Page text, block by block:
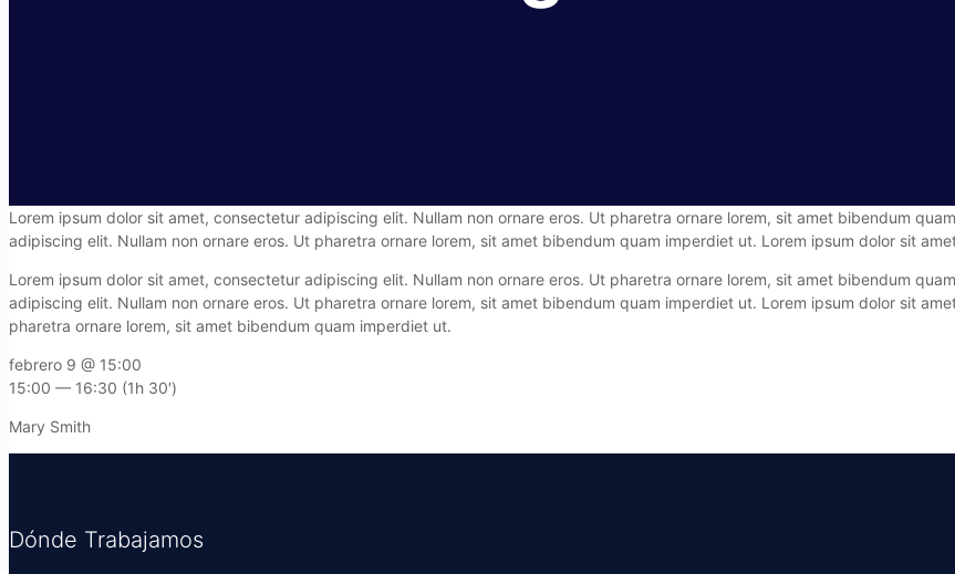
Lorem ipsum dolor sit amet, consectetur adipiscing elit. Nullam non ornare eros. Ut pharetra ornare lorem, sit amet bibendum
adipiscing elit. Nullam non ornare eros. Ut pharetra ornare lorem, sit amet bibendum quam imperdiet ut. Lorem ipsum dolor sit
Lorem ipsum dolor sit amet, consectetur adipiscing elit. Nullam non ornare eros. Ut pharetra ornare lorem, sit amet bibendum
adipiscing elit. Nullam non ornare eros. Ut pharetra ornare lorem, sit amet bibendum quam imperdiet ut. Lorem ipsum dolor sit
pharetra ornare lorem, sit amet bibendum quam imperdiet ut.
febrero 9 @ 15:00
15:00 — 16:30 (1h 30′)
Mary Smith
Dónde Trabajamos